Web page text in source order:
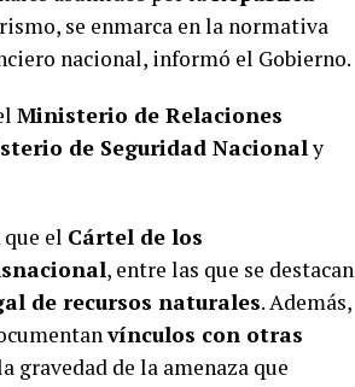
se enmarca en la normativa
nacional, informó el Gobierno.
Ministerio de Relaciones
de Seguridad Nacionaly
el Cártel de los
, entre las que se destacan
de recursos naturales. Además,
vínculos con otras
gravedad de la amenaza que